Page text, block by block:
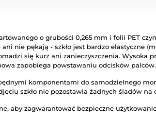
o grubości 0,265 mm i folii PET
ani nie pękają - szkło jest bardzo elastyczne
się kurz ani zanieczyszczenia. Wysoka
zapobiega powstawaniu odcisków palców.
komponentami do samodzielnego
szkło nie pozostawia żadnych śladów na
aby zagwarantować bezpieczne